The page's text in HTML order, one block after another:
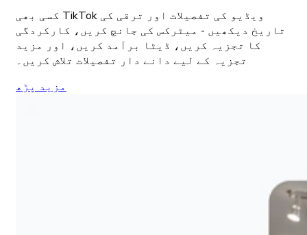
کسی بھی TikTok ویڈیو کی تفصیلات اور ترقی کی
تاریخ دیکھیں - میٹرکس کی جانچ کریں، کارکردگی
کا تجزیہ کریں، ڈیٹا برآمد کریں، اور مزید
تجزیہ کے لیے دانے دار تفصیلات تلاش کریں۔
مزید پڑھ